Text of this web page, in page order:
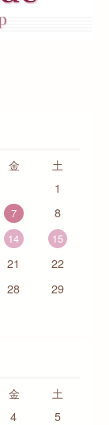
金
土
1
7 8
14
15
21 22
28 29
金
土
4 5